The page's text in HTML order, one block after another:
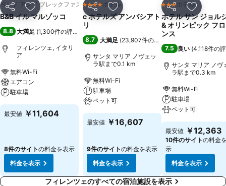
シェア お気に入りに追加
ベッド アンド ブレックファスト
B&B イル マルゾッコ
8.8 大満足 (1,300件の評価
フィレンツェ, イタリ
ア
無料Wi-Fi
エアコン
駐車場
最安値 ￥11,604
8件のサイトの料金を表示
料金を表示
シェア お気に入りに追加
4 ホテルのランク
ホテル
c ホテルズ アンバシアト
リ
8.7 大満足 (23,907件の評価
サンタ マリア ノヴェッ
ラ駅まで0.1 km
無料Wi-Fi
駐車場
ペット可
最安値 ￥16,607
9件のサイトの料金を表示
料金を表示
シェア お気に入
3 ホテルのランク
ホテル
ホテル サン ジョル
& オリンピック フ
ンス
7.5 良い (4,118件の
サンタ マリア ノヴ
ラ駅まで0.3 km
無料Wi-Fi
駐車場
ペット可
最安値 ￥12,363
10件のサイトの料金
示
料金を表示
フィレンツェのすべての宿泊施設を表示